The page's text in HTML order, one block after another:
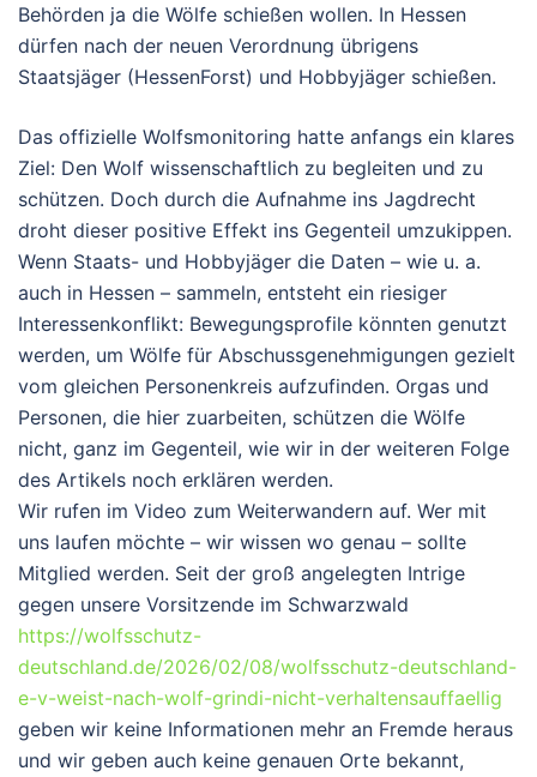
Behörden ja die Wölfe schießen wollen. In Hessen
dürfen nach der neuen Verordnung übrigens
Staatsjäger (HessenForst) und Hobbyjäger schießen.
Das offizielle Wolfsmonitoring hatte anfangs ein klares
Ziel: Den Wolf wissenschaftlich zu begleiten und zu
schützen. Doch durch die Aufnahme ins Jagdrecht
droht dieser positive Effekt ins Gegenteil umzukippen.
Wenn Staats- und Hobbyjäger die Daten – wie u. a.
auch in Hessen – sammeln, entsteht ein riesiger
Interessenkonflikt: Bewegungsprofile könnten genutzt
werden, um Wölfe für Abschussgenehmigungen gezielt
vom gleichen Personenkreis aufzufinden. Orgas und
Personen, die hier zuarbeiten, schützen die Wölfe
nicht, ganz im Gegenteil, wie wir in der weiteren Folge
des Artikels noch erklären werden.
Wir rufen im Video zum Weiterwandern auf. Wer mit
uns laufen möchte – wir wissen wo genau – sollte
Mitglied werden. Seit der groß angelegten Intrige
gegen unsere Vorsitzende im Schwarzwald
https://wolfsschutz-
deutschland.de/2026/02/08/wolfsschutz-deutschland-
e-v-weist-nach-wolf-grindi-nicht-verhaltensauffaellig
geben wir keine Informationen mehr an Fremde heraus
und wir geben auch keine genauen Orte bekannt,